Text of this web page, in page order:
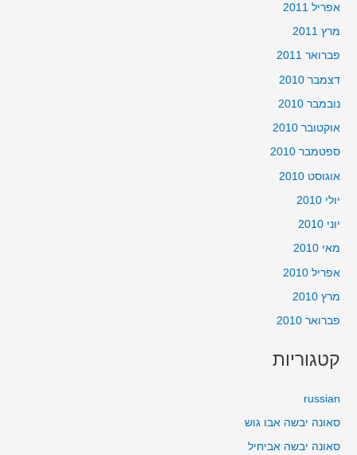
אפריל 2011
מרץ 2011
פברואר 2011
דצמבר 2010
נובמבר 2010
אוקטובר 2010
ספטמבר 2010
אוגוסט 2010
יולי 2010
יוני 2010
מאי 2010
אפריל 2010
מרץ 2010
פברואר 2010
קטגוריות
russian
סאונה יבשה אבו גוש
סאונה יבשה אביחיל